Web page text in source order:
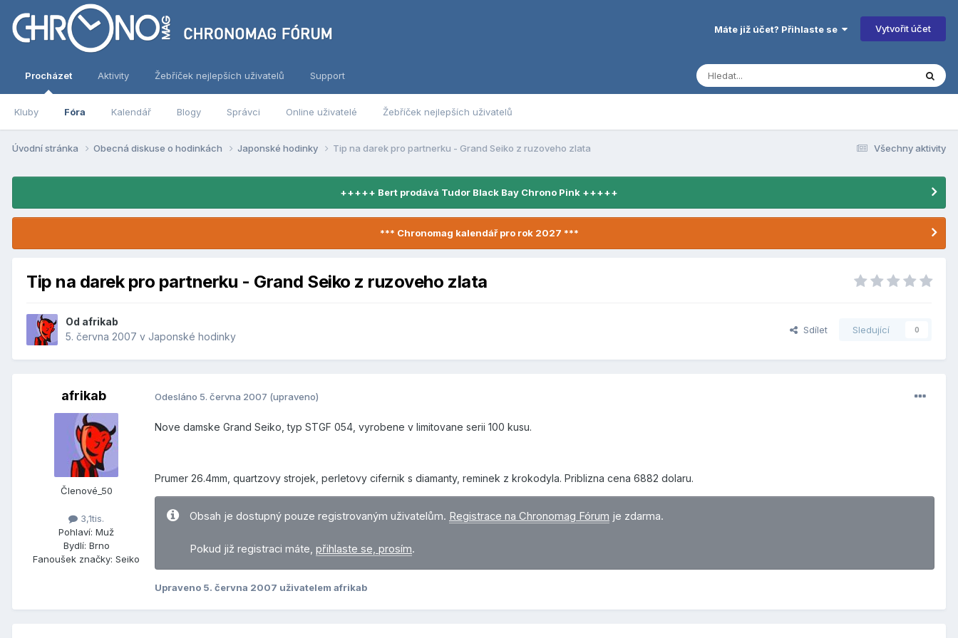
Máte již účet? Přihlaste se Vytvořit účet
Procházet
Kluby Fóra Kalendář Blogy Správci Online uživatelé Žebříček nejlepších uživatelů
Aktivity Žebříček nejlepších uživatelů Support
Všechny aktivity
Úvodní stránka Obecná diskuse o hodinkách Japonské hodinky Tip na darek pro partnerku - Grand Seiko z ruzoveho zlata
+++++ Bert prodává Tudor Black Bay Chrono Pink +++++
*** Chronomag kalendář pro rok 2027 ***
Tip na darek pro partnerku - Grand Seiko z ruzoveho zlata
Od afrikab
5. června 2007 v Japonské hodinky
Sdílet Sledující 0
afrikab
Členové_50
3,1tis.
Pohlaví: Muž
Bydlí: Brno
Fanoušek značky: Seiko
Odesláno 5. června 2007 (upraveno)
Nove damske Grand Seiko, typ STGF 054, vyrobene v limitovane serii 100 kusu.
Prumer 26.4mm, quartzovy strojek, perletovy cifernik s diamanty, reminek z krokodyla. Priblizna cena 6882 dolaru.
Obsah je dostupný pouze registrovaným uživatelům. Registrace na Chronomag Fórum je zdarma.
Pokud již registraci máte, přihlaste se, prosím.
Upraveno 5. června 2007 uživatelem afrikab